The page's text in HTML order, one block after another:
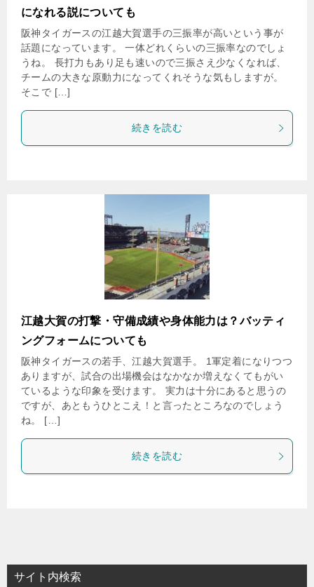
になれる説についても
阪神タイガースの江越大賀選手の三振率が高いという事が
話題になっています。 一体どれくらいの三振率なのでしょ
うね。 長打力もあり足も速いので三振さえ少なくなれば、
チームの大きな原動力になってくれそうな気もしますが。
そこで […]
続きを読む
江越大賀の打撃・守備成績や身体能力は？バッティ
ングフォームについても
阪神タイガースの若手、江越大賀選手。 1軍定着になりつつ
ありますが、試合の出場機会はなかなか増えなくてもがい
ているような印象を受けます。 実力は十分にあると思うの
ですが、あともうひとこえ！と言ったところなのでしょう
ね。 […]
続きを読む
サイト内検索